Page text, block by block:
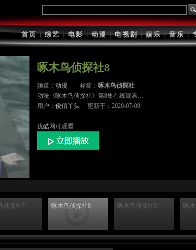
首页 综艺 电影 动漫 电视剧 娱乐 音乐
啄木鸟侦探社8
频道： 动漫 标签： 啄木鸟侦探社
动漫《啄木鸟侦探社》第8集在线观看…
用户： 俊俏丫头更新于：2020-07-09
优酷网可观看
探社7
侦探社7 啄木鸟侦探社8 啄木鸟侦探社9 啄